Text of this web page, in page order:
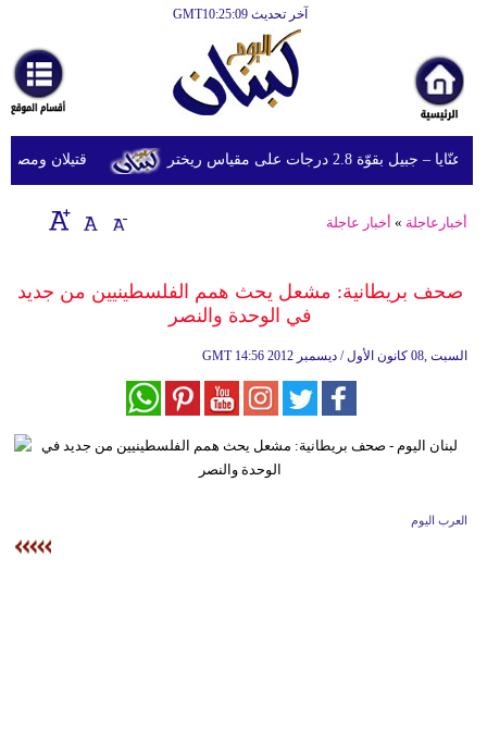
آخر تحديث GMT10:25:09
أخبارعاجلة
رياضة
ثقافة
إقتصاد
وموسيقى
ديكور
قتيلان ومصابون جراء 14 غارة إسرائيلية على 2.8 درجات على مقياس ريختر
أخبارعاجلة » أخبار عاجلة
صحف بريطانية: مشعل يحث همم الفلسطينيين من جديد
في الوحدة والنصر
GMT 14:56 2012 السبت ,08 كانون الأول / ديسمبر
العرب اليوم